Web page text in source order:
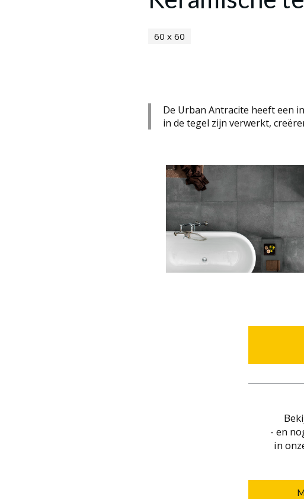
60 x 60
De Urban Antracite heeft een
in de tegel zijn verwerkt,
- en
in